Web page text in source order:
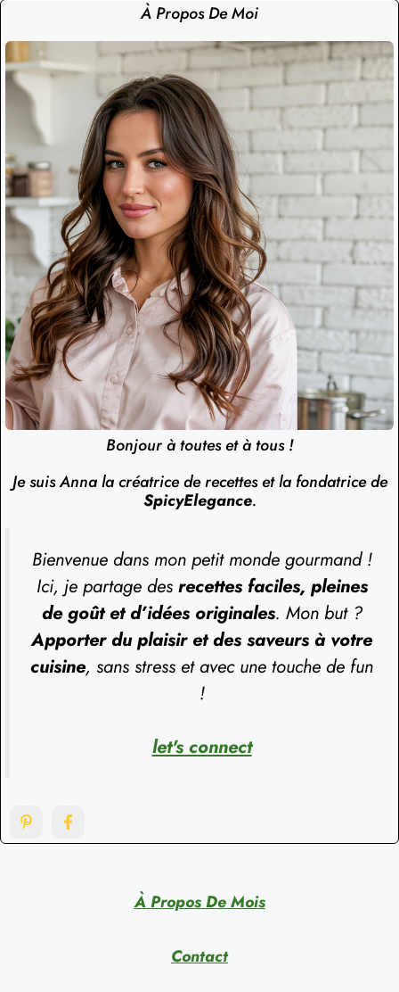
À Propos De Moi
Bonjour à toutes et à tous !
Je suis Anna la créatrice de recettes et la fondatrice de
SpicyElegance.
Bienvenue dans mon petit monde gourmand !
Ici, je partage des recettes faciles, pleines
de goût et d’idées originales. Mon but ?
Apporter du plaisir et des saveurs à votre
cuisine, sans stress et avec une touche de fun
!
let's connect
À Propos De Mois
Contact